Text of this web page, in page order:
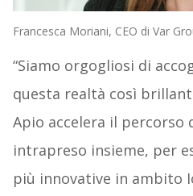
Francesca Moriani, CEO di Var
“Siamo orgogliosi di
questa realtà così
Apio accelera il percorso
intrapreso insieme, per
più innovative in ambito